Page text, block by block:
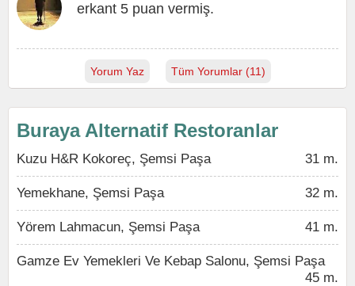
erkant 5 puan vermiş.
Yorum Yaz Tüm Yorumlar (11)
Buraya Alternatif Restoranlar
Kuzu H&R Kokoreç, Şemsi Paşa 31 m.
Yemekhane, Şemsi Paşa 32 m.
Yörem Lahmacun, Şemsi Paşa 41 m.
Gamze Ev Yemekleri Ve Kebap Salonu, Şemsi Paşa
45 m.